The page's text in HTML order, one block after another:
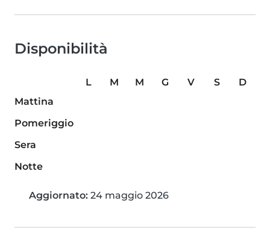
Disponibilità
L M M G V S
D
Mattina
Pomeriggio
Sera
Notte
Aggiornato: 24 maggio 2026